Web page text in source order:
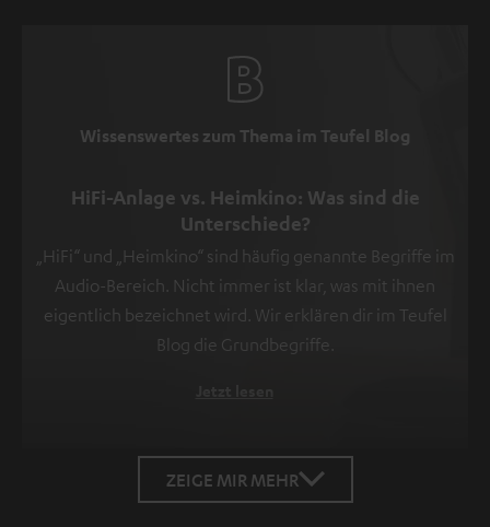
Wissenswertes zum Thema im Teufel Blog
HiFi-Anlage vs. Heimkino: Was sind die
Unterschiede?
„HiFi“ und „Heimkino“ sind häufig genannte Begriffe im
Audio-Bereich. Nicht immer ist klar, was mit ihnen
eigentlich bezeichnet wird. Wir erklären dir im Teufel
Blog die Grundbegriffe.
ZEIGE MIR MEHR